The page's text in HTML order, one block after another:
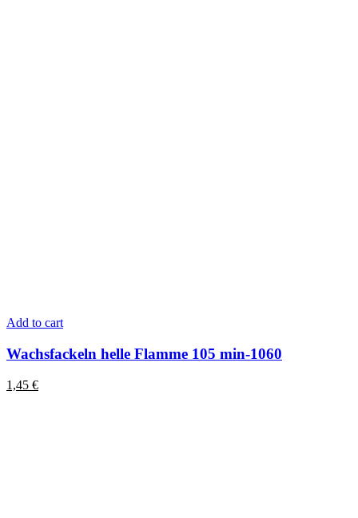
Add to cart
Wachsfackeln helle Flamme 105 min-1060
1,45 €